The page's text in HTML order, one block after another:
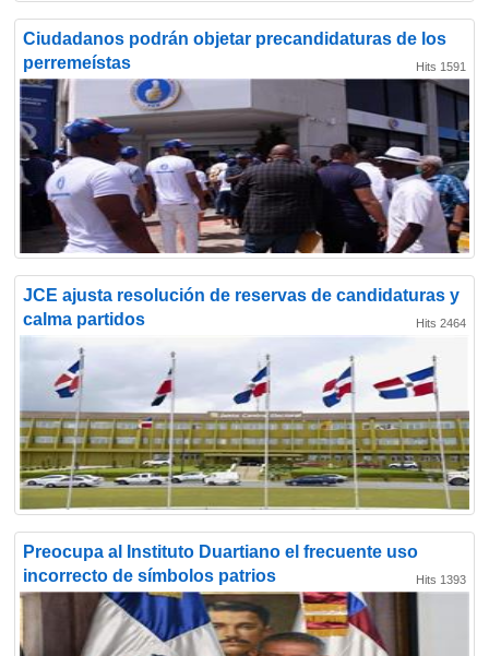
Ciudadanos podrán objetar precandidaturas de los
perremeístas
Hits 1591
JCE ajusta resolución de reservas de candidaturas y
calma partidos
Hits 2464
Preocupa al Instituto Duartiano el frecuente uso
incorrecto de símbolos patrios
Hits 1393